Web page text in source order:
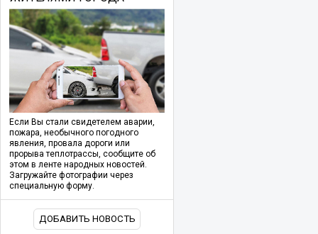
Если Вы стали свидетелем аварии,
пожара, необычного погодного
явления, провала дороги или
прорыва теплотрассы, сообщите об
этом в ленте народных новостей.
Загружайте фотографии через
специальную форму.
ДОБАВИТЬ НОВОСТЬ